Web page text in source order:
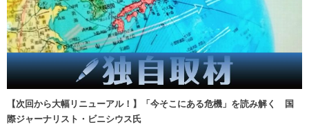
【次回から大幅リニューアル！】「今そこにある危機」を読み解く 国
際ジャーナリスト・ビニシウス氏